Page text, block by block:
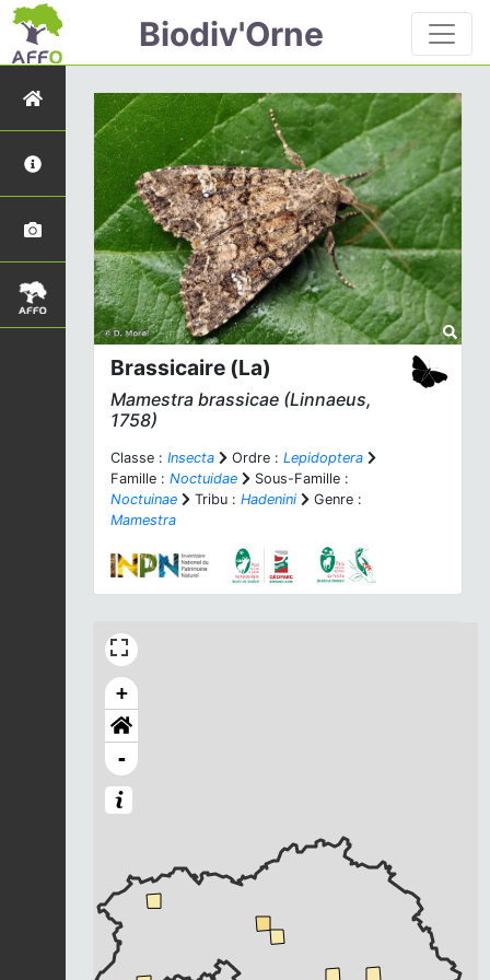
Biodiv'Orne
Brassicaire (La)
Mamestra brassicae (Linnaeus,
1758)
Classe : Insecta Ordre : Lepidoptera
Famille : Noctuidae
Sous-Famille :
Noctuinae
Tribu : Hadenini
Genre :
Mamestra
+
-